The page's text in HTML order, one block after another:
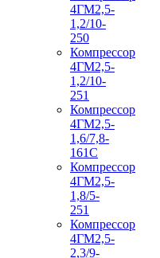
4ГМ2,5-
1,2/10-
250
Компрессор
4ГМ2,5-
1,2/10-
251
Компрессор
4ГМ2,5-
1,6/7,8-
161С
Компрессор
4ГМ2,5-
1,8/5-
251
Компрессор
4ГМ2,5-
2,3/9-